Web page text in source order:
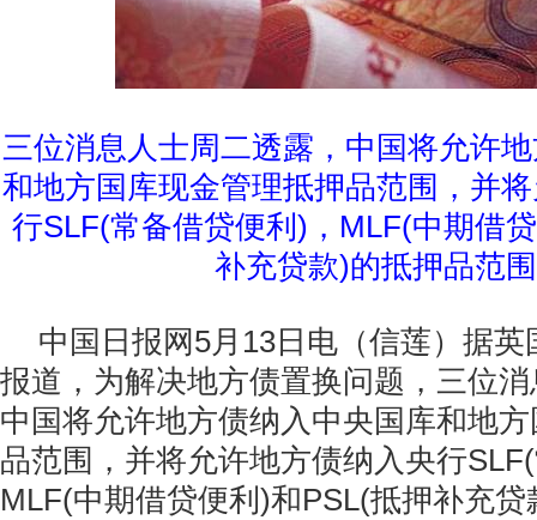
三位消息人士周二透露，中国将允许
和地方国库现金管理抵押品范围，并
行SLF(常备借贷便利)，MLF(中期借
补充贷款)的抵押品范
中国日报网5月13日电（信莲）据英
报道，为解决地方债置换问题，三位
中国将允许地方债纳入中央国库和地
品范围，并将允许地方债纳入央行
MLF(中期借贷便利)和PSL(抵押补充